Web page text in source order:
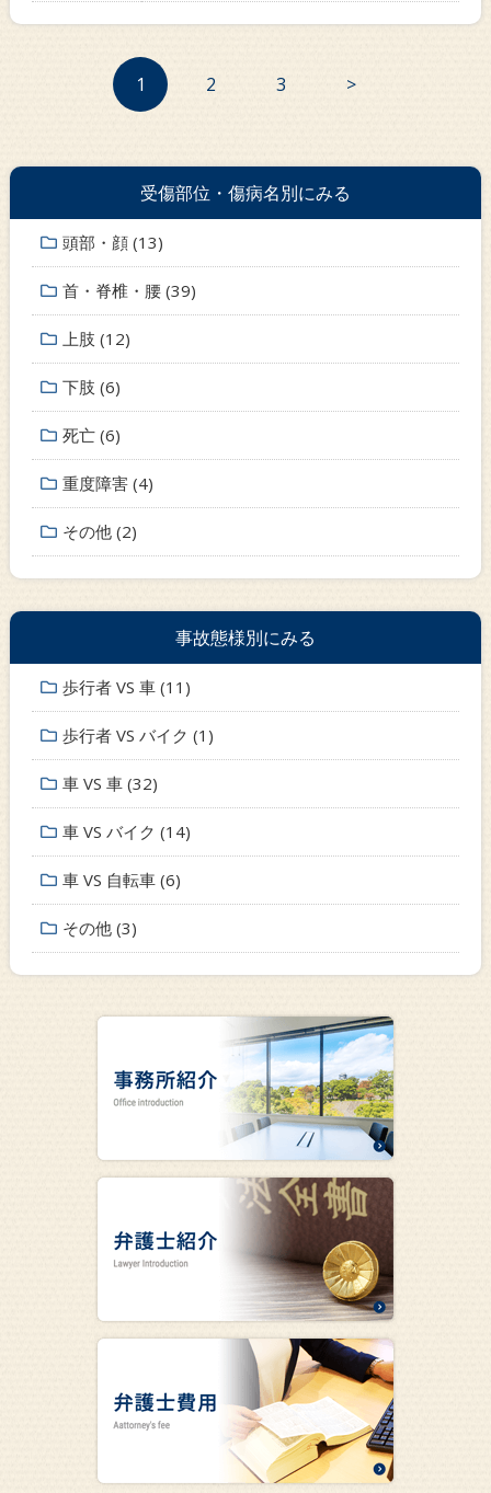
1 2 3 >
受傷部位・傷病名別にみる
頭部・顔 (13)
首・脊椎・腰 (39)
上肢 (12)
下肢 (6)
死亡 (6)
重度障害 (4)
その他 (2)
事故態様別にみる
歩行者 VS 車 (11)
歩行者 VS バイク (1)
車 VS 車 (32)
車 VS バイク (14)
車 VS 自転車 (6)
その他 (3)